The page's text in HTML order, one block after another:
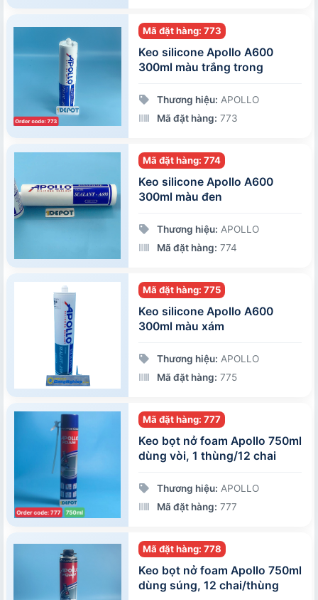
Mã đặt hàng: 773
Keo silicone Apollo A600
300ml màu trắng trong
Thương hiệu: APOLLO
Mã đặt hàng: 773
Mã đặt hàng: 774
Keo silicone Apollo A600
300ml màu đen
Thương hiệu: APOLLO
Mã đặt hàng: 774
Mã đặt hàng: 775
Keo silicone Apollo A600
300ml màu xám
Thương hiệu: APOLLO
Mã đặt hàng: 775
Mã đặt hàng: 777
Keo bọt nở foam Apollo 750ml
dùng vòi, 1 thùng/12 chai
Thương hiệu: APOLLO
Mã đặt hàng: 777
Mã đặt hàng: 778
Keo bọt nở foam Apollo 750ml
dùng súng, 12 chai/thùng